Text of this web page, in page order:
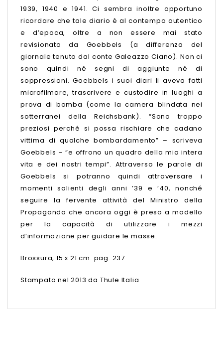
1939, 1940 e 1941. Ci sembra inoltre opportuno
ricordare che tale diario è al contempo autentico
e d’epoca, oltre a non essere mai stato
revisionato da Goebbels (a differenza del
giornale tenuto dal conte Galeazzo Ciano). Non ci
sono quindi né segni di aggiunte né di
soppressioni. Goebbels i suoi diari li aveva fatti
microfilmare, trascrivere e custodire in luoghi a
prova di bomba (come la camera blindata nei
sotterranei della Reichsbank). “Sono troppo
preziosi perché si possa rischiare che cadano
vittima di qualche bombardamento” – scriveva
Goebbels – “e offrono un quadro della mia intera
vita e dei nostri tempi”. Attraverso le parole di
Goebbels si potranno quindi attraversare i
momenti salienti degli anni ’39 e ’40, nonché
seguire la fervente attività del Ministro della
Propaganda che ancora oggi è preso a modello
per la capacità di utilizzare i mezzi
d’informazione per guidare le masse.
Brossura, 15 x 21 cm. pag. 237
Stampato nel 2013 da Thule Italia